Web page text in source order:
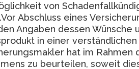
von
Abschluss eines
Angaben dessen
in einer
hat im
zu beurteilen, soweit